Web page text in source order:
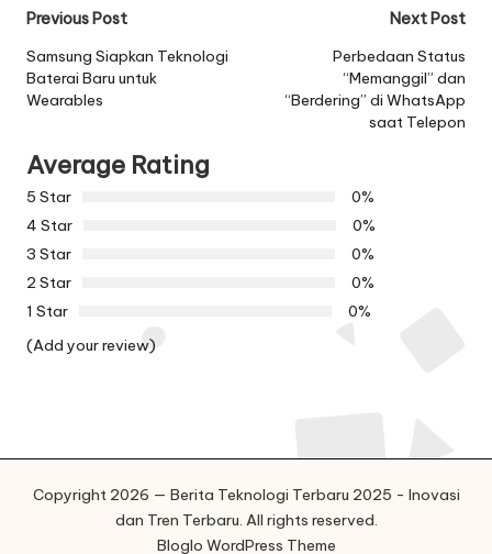
Post
navigation
Previous Post
Samsung Siapkan Teknologi
Baterai Baru untuk
Wearables
Next Post
Perbedaan Status
“Memanggil” dan
“Berdering” di WhatsApp
saat Telepon
Average Rating
5 Star
0%
4 Star
0%
3 Star
0%
2 Star
0%
1 Star
0%
(Add your review)
Copyright 2026 — Berita Teknologi Terbaru 2025 - Inovasi
dan Tren Terbaru. All rights reserved.
Bloglo WordPress Theme